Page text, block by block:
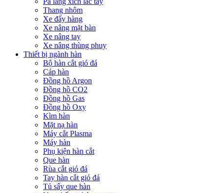
Thang nhôm
Xe đẩy hàng
Xe nâng mặt bàn
Xe nâng tay
Xe nâng thùng phuy
Thiết bị ngành hàn
Bộ hàn cắt gió đá
Cáp hàn
Đồng hồ Argon
Đồng hồ CO2
Đồng hồ Gas
Đồng hồ Oxy
Kìm hàn
Mặt nạ hàn
Máy cắt Plasma
Máy hàn
Phụ kiện hàn cắt
Que hàn
Rùa cắt gió đá
Tay hàn cắt gió đá
Tủ sấy que hàn